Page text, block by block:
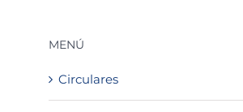
MENÚ
Circulares